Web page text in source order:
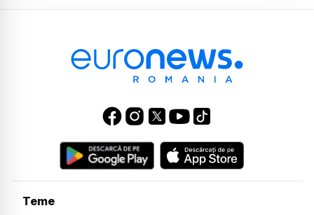
Teme